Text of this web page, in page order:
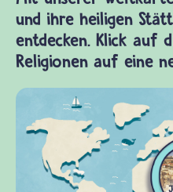
und ihre heiligen
entdecken. Klick auf
Religionen auf eine